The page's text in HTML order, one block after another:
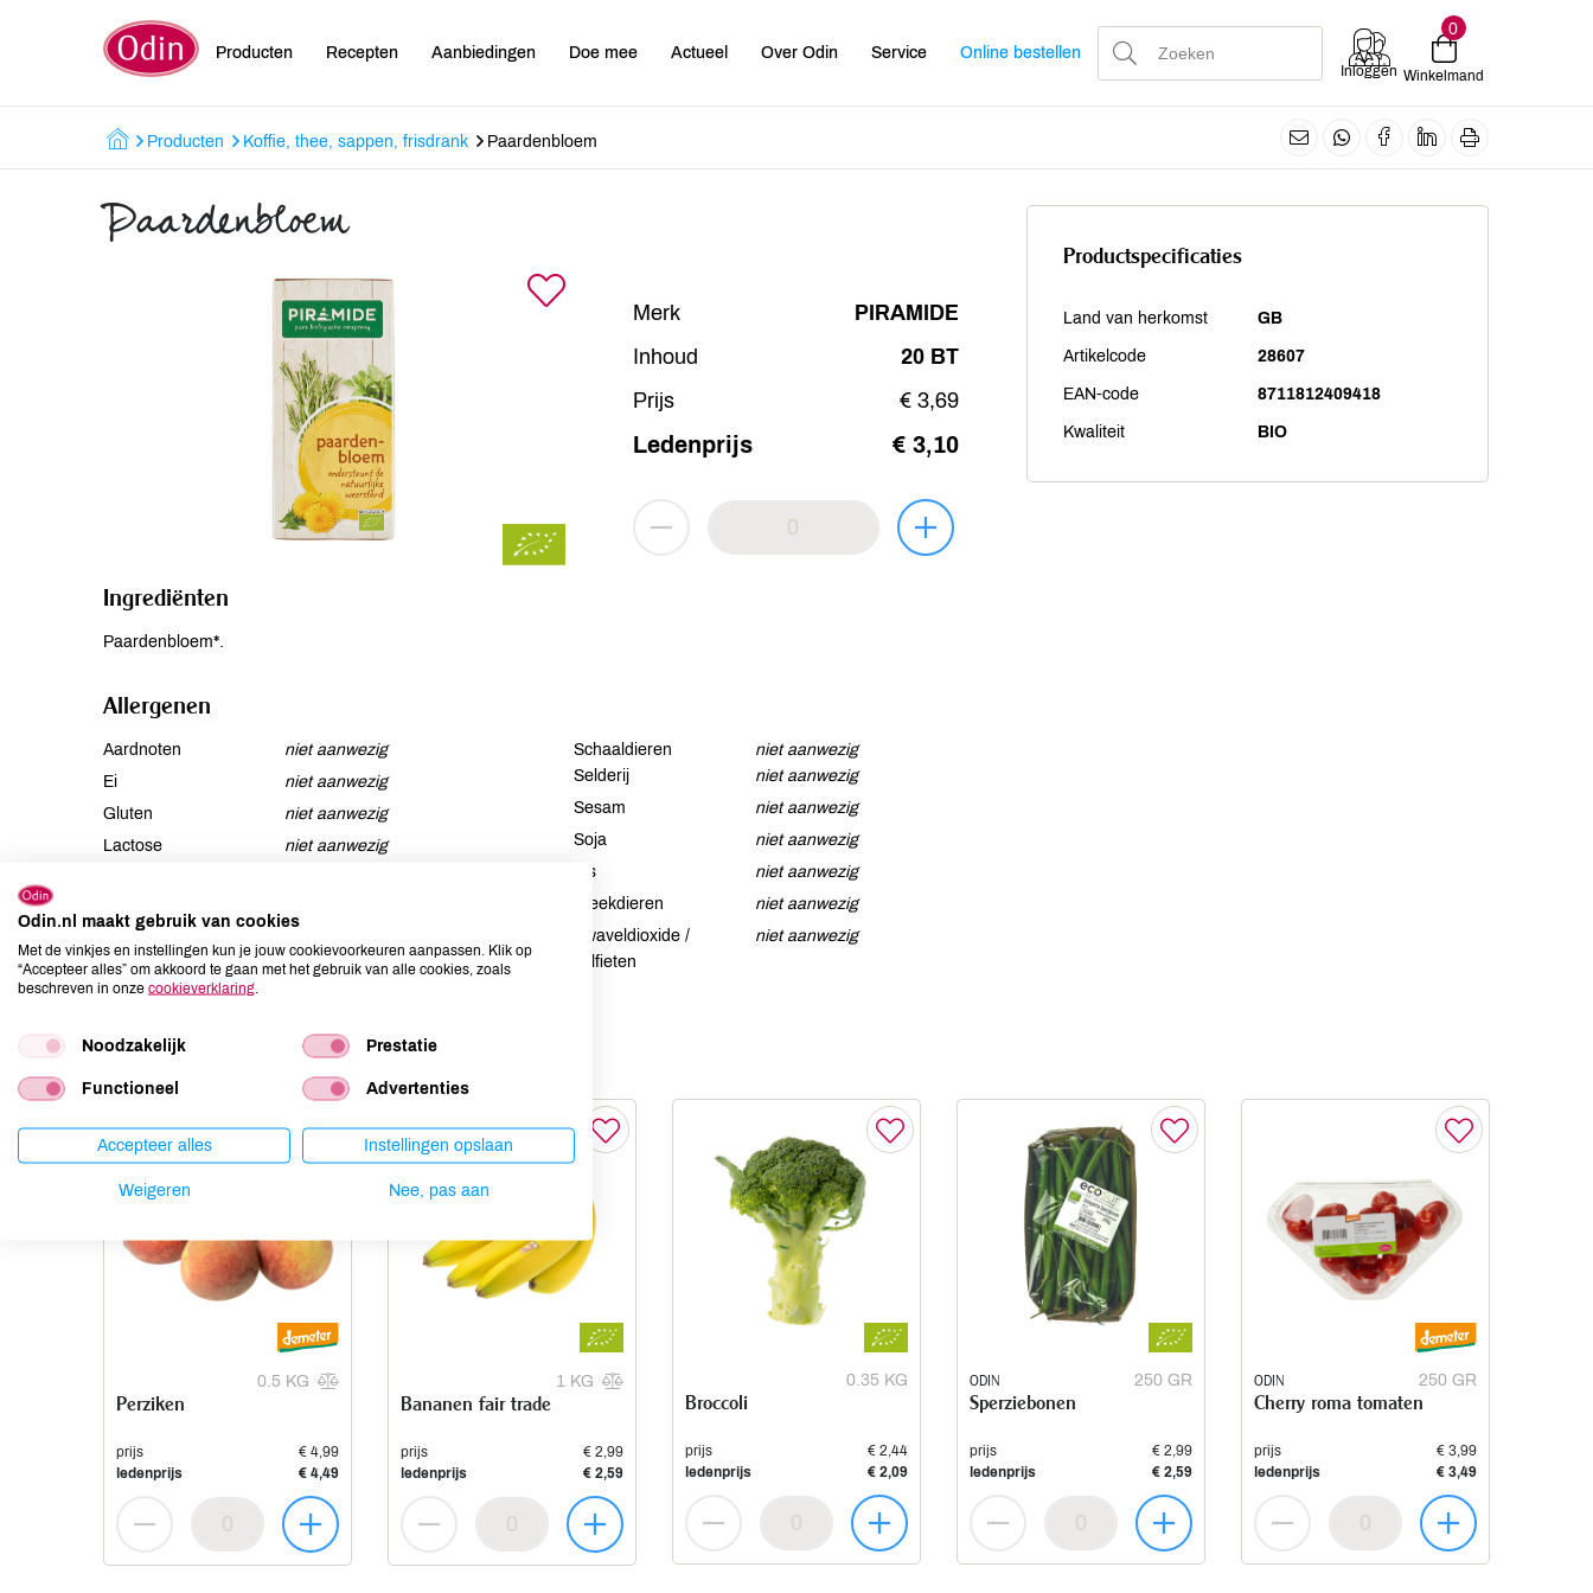
Producten Recepten Aanbiedingen Doe mee Actueel Over Odin Service Online bestellen
Inloggen
0
Winkelmand
Producten Koffie, thee, sappen, frisdrank Paardenbloem
Paardenbloem
Merk
PIRAMIDE
Inhoud
20 BT
Prijs
€ 3,69
Ledenprijs € 3,10
Ingrediënten
Paardenbloem*.
Allergenen
Aardnoten
niet aanwezig
Ei
niet aanwezig
Gluten
niet aanwezig
Lactose
niet aanwezig
Mosterd
Noten
niet aanwezig
Schaaldieren
niet aanwezig
Selderij
niet aanwezig
Sesam
niet aanwezig
Soja
niet aanwezig
Vis
niet aanwezig
Weekdieren
niet aanwezig
Zwaveldioxide /
sulfieten
niet aanwezig
Productspecificaties
Land van herkomst GB
Artikelcode 28607
EAN-code 8711812409418
Kwaliteit BIO
Anderen kochten ook
0.5 KG
Perziken
prijs
€ 4,99
ledenprijs
€ 4,49
1 KG
Bananen fair trade
prijs
€ 2,99
ledenprijs
€ 2,59
0.35 KG
Broccoli
prijs
€ 2,44
ledenprijs
€ 2,09
ODIN 250 GR
Sperziebonen
prijs
€ 2,99
ledenprijs
€ 2,59
ODIN 250 GR
Cherry roma tomaten
prijs
€ 3,99
ledenprijs
€ 3,49
Odin.nl maakt gebruik van cookies
Met de vinkjes en instellingen kun je jouw cookievoorkeuren aanpassen. Klik op
“Accepteer alles” om akkoord te gaan met het gebruik van alle cookies, zoals
beschreven in onze cookieverklaring
Noodzakelijk Prestatie
Functioneel Advertenties
Accepteer alles Instellingen opslaan
Weigeren Nee, pas aan